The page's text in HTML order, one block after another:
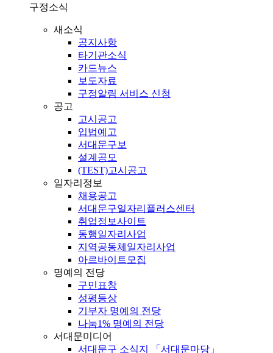
구정소식
새소식
공지사항
타기관소식
카드뉴스
보도자료
구정알림 서비스 신청
공고
고시공고
입법예고
서대문구보
설계공모
(TEST)고시공고
일자리정보
채용공고
서대문구일자리플러스센터
취업정보사이트
동행일자리사업
지역공동체일자리사업
아르바이트모집
명예의 전당
구민표창
성평등상
기부자 명예의 전당
나눔1% 명예의 전당
서대문미디어
서대문구 소식지 「서대문마당」